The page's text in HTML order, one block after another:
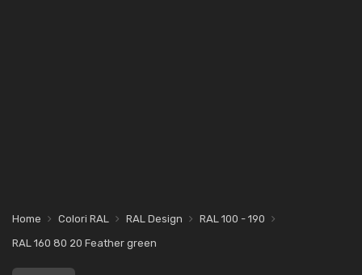
Home Colori RAL RAL Design
RAL 100 - 190
RAL 160 80 20 Feather green